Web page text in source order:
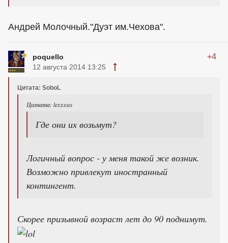
Андрей Молочный."Дуэт им.Чехова".
poquello +4
12 августа 2014 13:25
Цитата: SoboL
Цитата: lexxxus
Где они их возьмут?
Логичный вопрос - у меня такой же возник.
Возможно привлекут иностранный
контингент.
Скорее призывной возраст лет до 90 поднимут.